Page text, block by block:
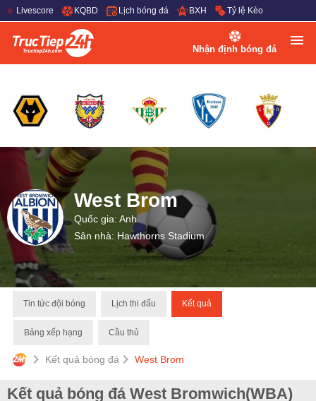
Livescore KQBD Lịch bóng đá BXH Tỷ lệ Kèo
Nhận định bóng đá
West Brom
Quốc gia: Anh
Sân nhà: Hawthorns Stadium
Tin tức đội bóng Lịch thi đấu Kết quả
Bảng xếp hạng Cầu thủ
Kết quả bóng đá West Brom
Kết quả bóng đá West Bromwich(WBA)